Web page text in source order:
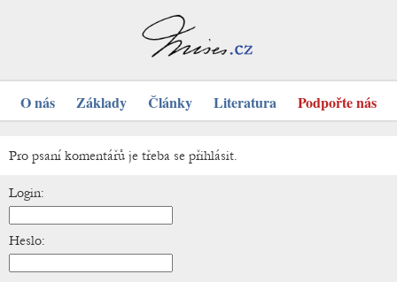
O nás Základy Články Literatura Podpořte nás
Pro psaní komentářů je třeba se přihlásit.
Login:
Heslo: